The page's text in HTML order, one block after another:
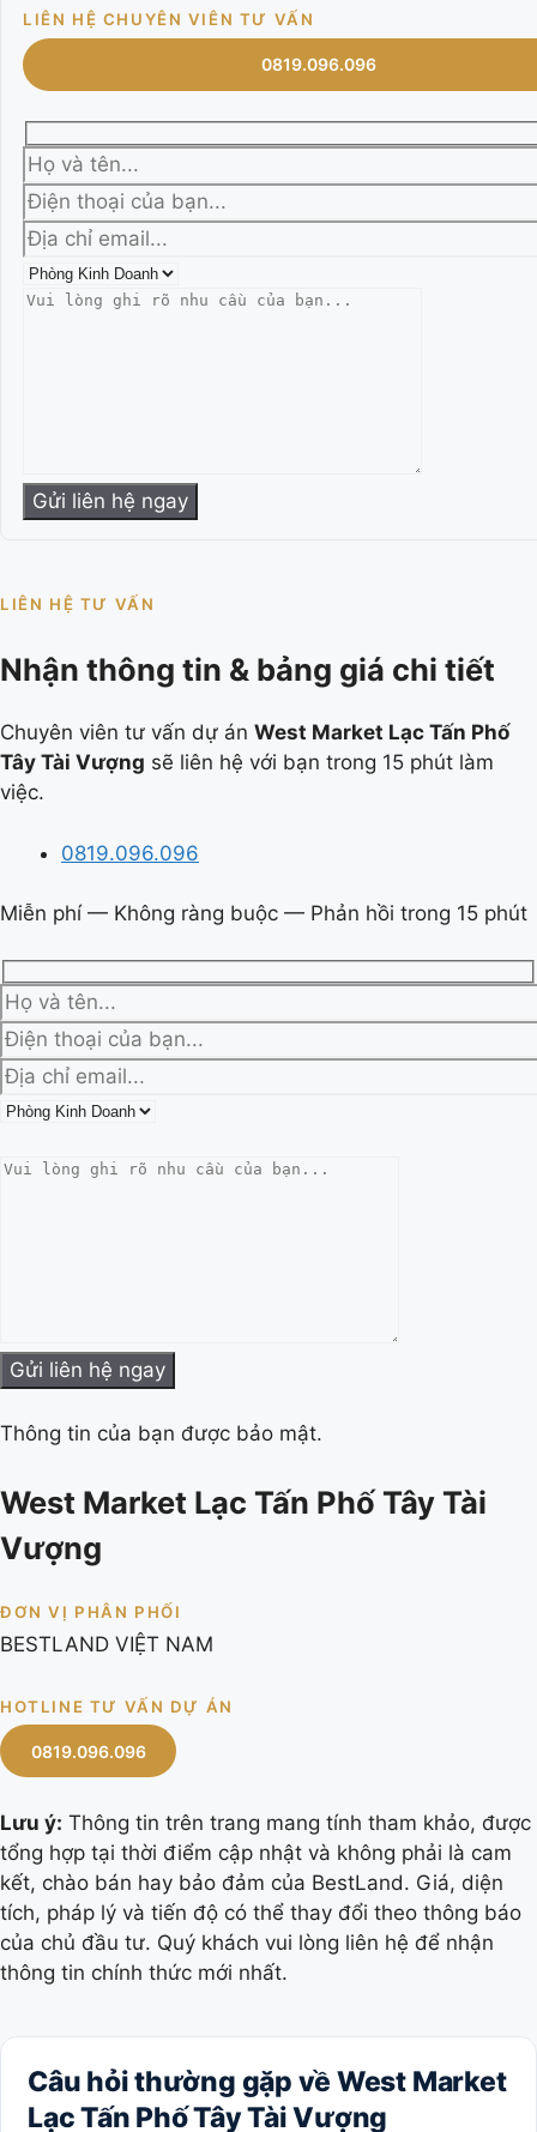
LIÊN HỆ CHUYÊN VIÊN TƯ VẤN
0819.096.096
LIÊN HỆ TƯ VẤN
Nhận thông tin & bảng giá chi tiết
Chuyên viên tư vấn dự án West Market Lạc Tấn Phố
Tây Tài Vượng sẽ liên hệ với bạn trong 15 phút làm
việc.
0819.096.096
Miễn phí — Không ràng buộc — Phản hồi trong 15 phút
Thông tin của bạn được bảo mật.
West Market Lạc Tấn Phố Tây Tài
Vượng
ĐƠN VỊ PHÂN PHỐI
BESTLAND VIỆT NAM
HOTLINE TƯ VẤN DỰ ÁN
0819.096.096
Lưu ý: Thông tin trên trang mang tính tham khảo, được
tổng hợp tại thời điểm cập nhật và không phải là cam
kết, chào bán hay bảo đảm của BestLand. Giá, diện
tích, pháp lý và tiến độ có thể thay đổi theo thông báo
của chủ đầu tư. Quý khách vui lòng liên hệ để nhận
thông tin chính thức mới nhất.
Câu hỏi thường gặp về West Market
Lạc Tấn Phố Tây Tài Vượng